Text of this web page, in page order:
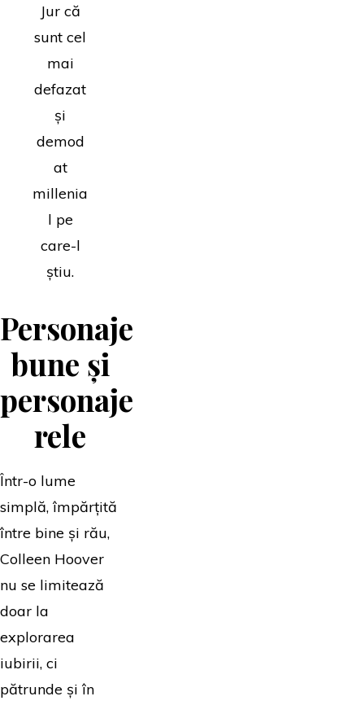
Jur că
sunt cel
mai
defazat
și
demod
at
millenia
l pe
care-l
știu.
Personaje
bune și
personaje
rele
Într-o lume
simplă, împărțită
între bine și rău,
Colleen Hoover
nu se limitează
doar la
explorarea
iubirii, ci
pătrunde și în